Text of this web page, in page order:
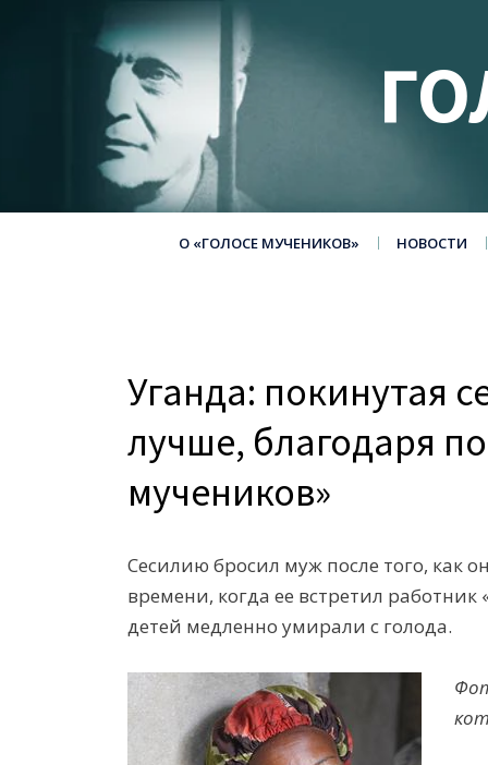
О «ГОЛОСЕ МУЧЕНИКОВ» НОВОСТИ
Уганда: покинутая
лучше, благодаря
мучеников»
Сесилию бросил муж после того, как
времени, когда ее встретил работник
детей медленно умирали с голода.